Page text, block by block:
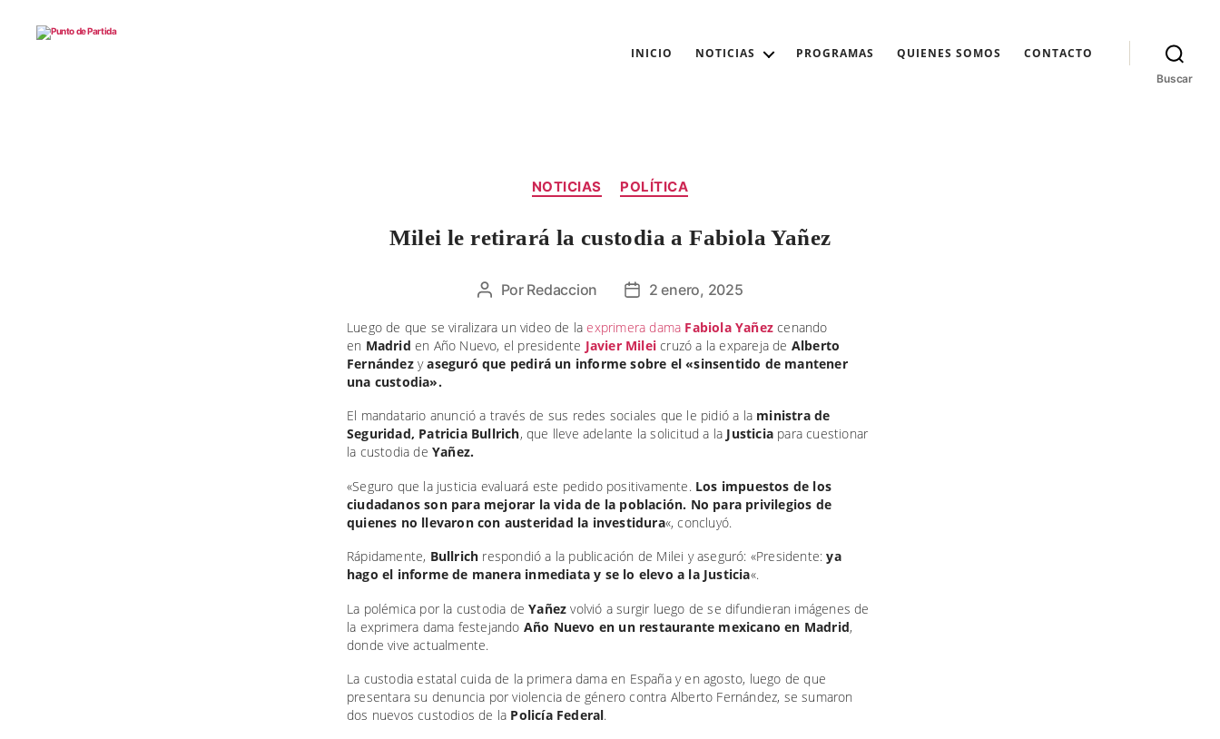
INICIO NOTICIAS PROGRAMAS QUIENES SOMOS CONTACTO
Buscar
NOTICIAS POLÍTICA
Milei le retirará la custodia a Fabiola Yañez
Autor
la
entrada
Por Redaccion
Fecha
la
entrada
2 enero, 2025
Luego de que se viralizara un video de laexprimera dama Fabiola Yañez cenando
en Madrid en Año Nuevo, el presidente Javier Milei cruzó a la expareja de Alberto
Fernándezyaseguró que pedirá un informe sobre el «sinsentido de mantener
una custodia».
El mandatario anunció a través de sus redes sociales que le pidió a la ministra de
Seguridad, Patricia Bullrich, que lleve adelante la solicitud a la Justicia para cuestionar
la custodia de Yañez.
«Seguro que la justicia evaluará este pedido positivamente. Los impuestos de los
ciudadanos son para mejorar la vida de la población. No para privilegios de
quienes no llevaron con austeridad la investidura«, concluyó.
Rápidamente, Bullrich respondió a la publicación de Milei y aseguró: «Presidente:ya
hago el informe de manera inmediata y se lo elevo a la Justicia«.
La polémica por la custodia deYañez volvió a surgir luego de se difundieran imágenes de
la exprimera dama festejando Año Nuevo en un restaurante mexicano en Madrid,
donde vive actualmente.
La custodia estatal cuida de la primera dama en España y en agosto, luego de que
presentara su denuncia por violencia de género contra Alberto Fernández, se sumaron
dos nuevos custodios de la Policía Federal.